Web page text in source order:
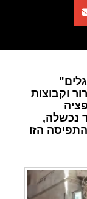
וקבוצות
נכשלה,
הזו